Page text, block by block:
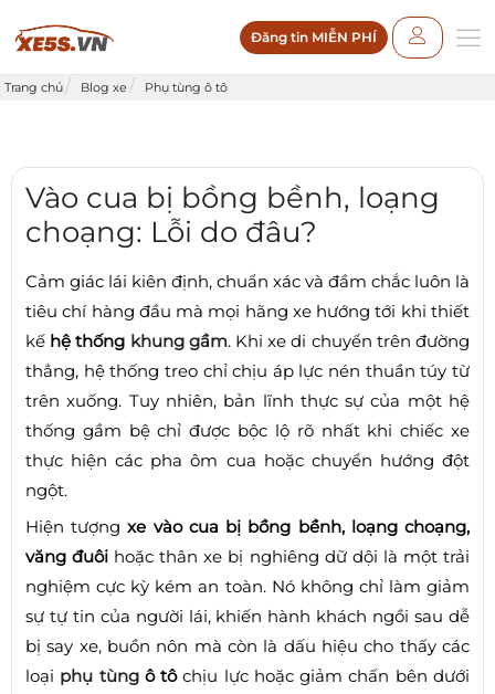
Đăng tin MIỄN PHÍ
Trang chủ Blog xe Phụ tùng ô tô
Vào cua bị bồng bềnh, loạng
choạng: Lỗi do đâu?
Cảm giác lái kiên định, chuẩn xác và đầm chắc luôn là
tiêu chí hàng đầu mà mọi hãng xe hướng tới khi thiết
kế hệ thống khung gầm. Khi xe di chuyển trên đường
thẳng, hệ thống treo chỉ chịu áp lực nén thuần túy từ
trên xuống. Tuy nhiên, bản lĩnh thực sự của một hệ
thống gầm bệ chỉ được bộc lộ rõ nhất khi chiếc xe
thực hiện các pha ôm cua hoặc chuyển hướng đột
ngột.
Hiện tượngxe vào cua bị bồng bềnh, loạng choạng,
văng đuôi hoặc thân xe bị nghiêng dữ dội là một trải
nghiệm cực kỳ kém an toàn. Nó không chỉ làm giảm
sự tự tin của người lái, khiến hành khách ngồi sau dễ
bị say xe, buồn nôn mà còn là dấu hiệu cho thấy các
loại phụ tùngô tôchịu lực hoặc giảm chấn bên dưới